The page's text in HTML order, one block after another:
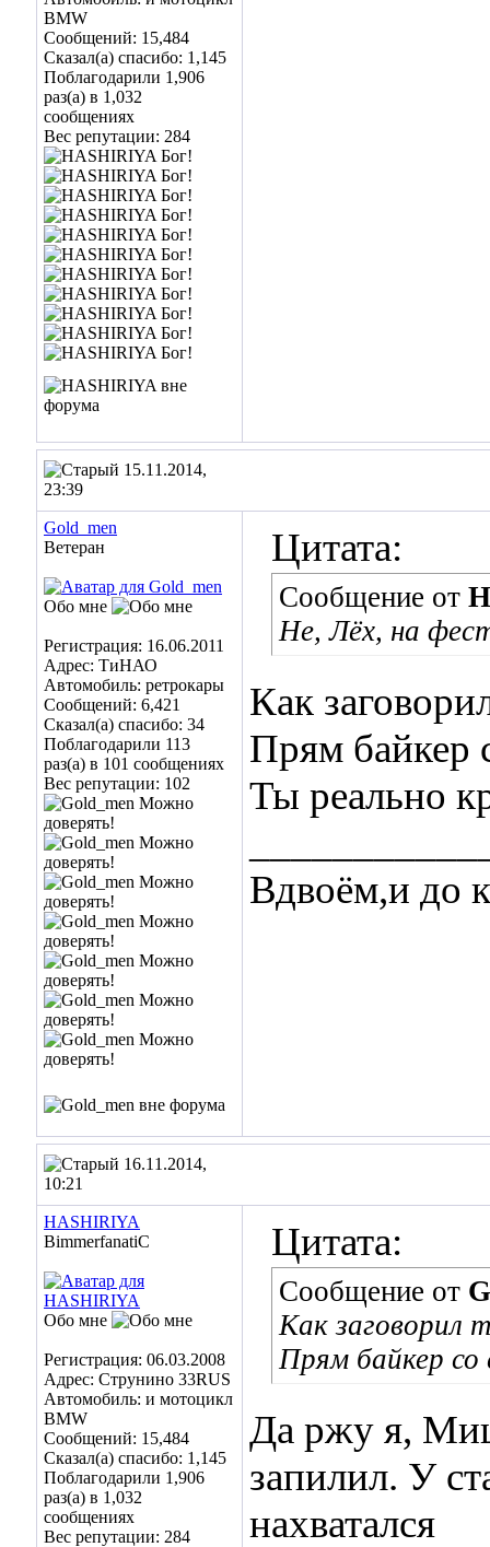
BMW
Сообщений: 15,484
Сказал(а) спасибо: 1,145
Поблагодарили 1,906
раз(а) в 1,032
сообщениях
Вес репутации: 284
15.11.2014,
23:39
Gold_men
Ветеран
Обо мне
Регистрация: 16.06.2011
Адрес: ТиНАО
Автомобиль: ретрокары
Сообщений: 6,421
Сказал(а) спасибо: 34
Поблагодарили 113
раз(а) в 101 сообщениях
Вес репутации: 102
Цитата:
Сообщение от
Не, Лёх, на
Как
Прям байкер
Ты реально
Вдвоём,и до
16.11.2014,
10:21
HASHIRIYA
BimmerfanatiC
Обо мне
Регистрация: 06.03.2008
Адрес: Струнино 33RUS
Автомобиль: и мотоцикл
BMW
Сообщений: 15,484
Сказал(а) спасибо: 1,145
Поблагодарили 1,906
раз(а) в 1,032
сообщениях
Вес репутации: 284
Цитата:
Сообщение от
Как заговорил
Прям байкер
Да ржу я,
запилил. У
нахватался